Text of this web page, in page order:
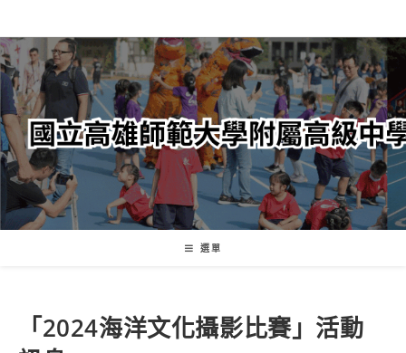
轉
至
主
內
容
選單
「2024海洋文化攝影比賽」活動